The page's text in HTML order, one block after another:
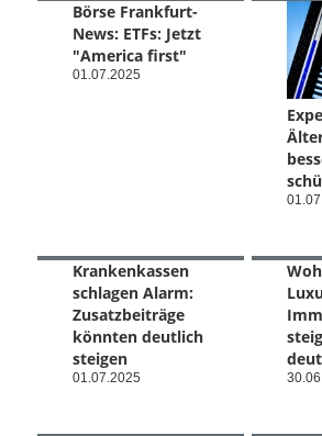
Börse Frankfurt-
News: ETFs: Jetzt
"America first"
01.07.2025
Krankenkassen
schlagen Alarm:
Zusatzbeiträge
könnten deutlich
steigen
01.07.2025